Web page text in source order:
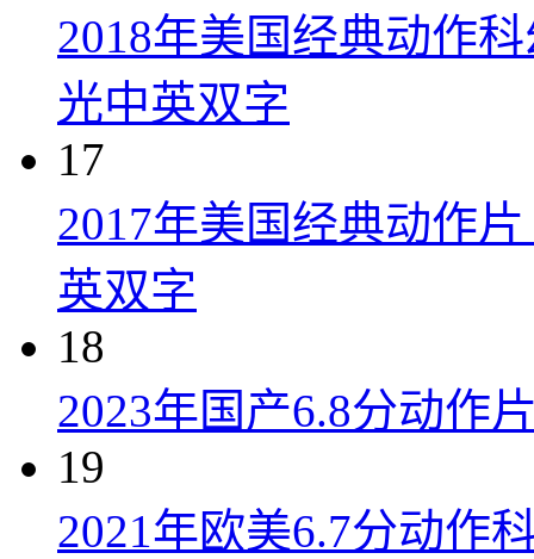
2018年美国经典动作
光中英双字
17
2017年美国经典动作
英双字
18
2023年国产6.8分动作
19
2021年欧美6.7分动作